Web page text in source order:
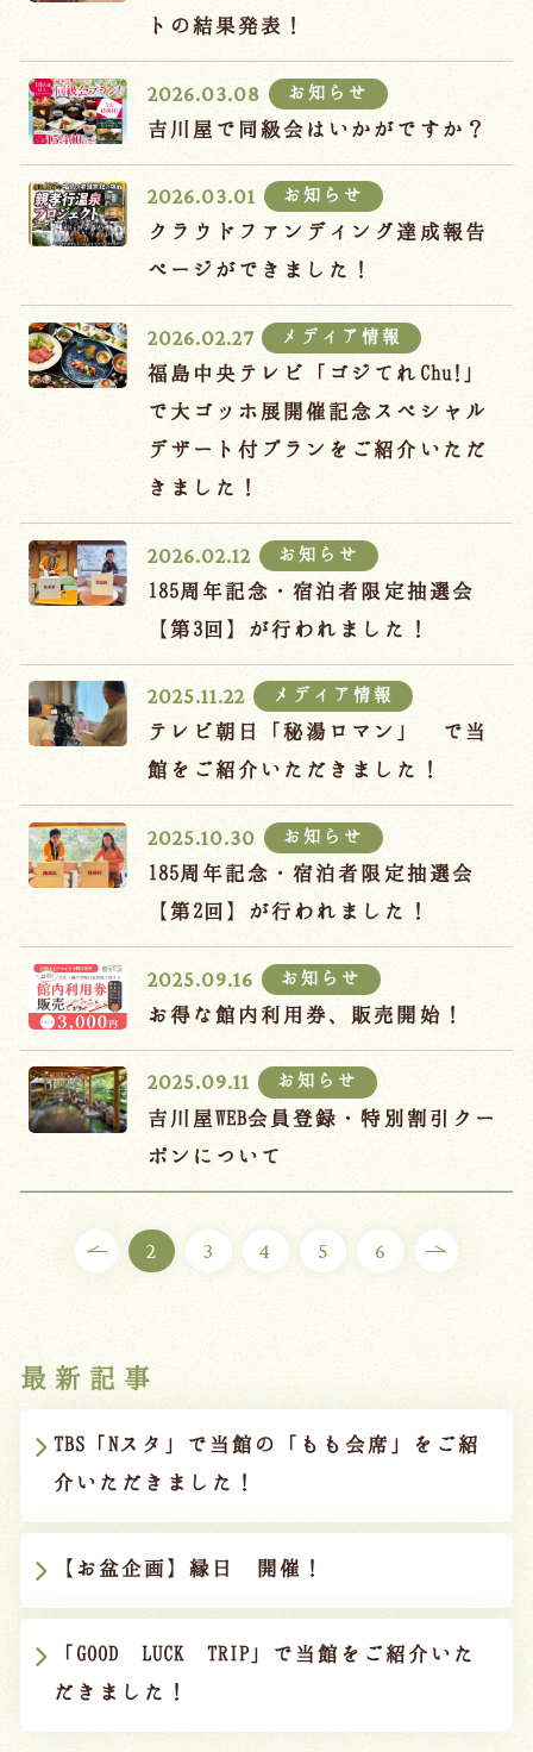
トの結果発表！
2026.03.08 お知らせ
吉川屋で同級会はいかがですか？
2026.03.01 お知らせ
クラウドファンディング達成報告
ページができました！
2026.02.27 メディア情報
福島中央テレビ「ゴジてれChu!」
で大ゴッホ展開催記念スペシャル
デザート付プランをご紹介いただ
きました！
2026.02.12 お知らせ
185周年記念・宿泊者限定抽選会
【第3回】が行われました！
2025.11.22 メディア情報
テレビ朝日「秘湯ロマン」 で当
館をご紹介いただきました！
2025.10.30 お知らせ
185周年記念・宿泊者限定抽選会
【第2回】が行われました！
2025.09.16 お知らせ
お得な館内利用券、販売開始！
2025.09.11 お知らせ
吉川屋WEB会員登録・特別割引クー
ポンについて
2 3 4 5 6
最新記事
TBS「Nスタ」で当館の「もも会席」をご紹
介いただきました！
【お盆企画】縁日 開催！
「GOOD LUCK TRIP」で当館をご紹介いた
だきました！
お問い合わせ
予約確認・変更・キャンセル
キャンセルポリシー
宿泊約款
オンラインショップ
吉川屋×温泉むすめ
Follow us
024-542-2226
Language